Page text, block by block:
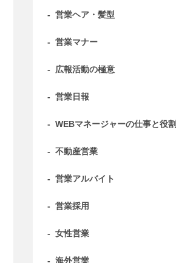
- 営業ヘア・髪型
- 営業マナー
- 広報活動の極意
- 営業日報
- WEBマネージャーの仕事と役割
- 不動産営業
- 営業アルバイト
- 営業採用
- 女性営業
- 海外営業